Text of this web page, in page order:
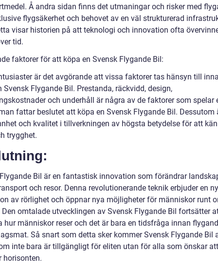
Å andra sidan finns det utmaningar och risker med
flygsäkerhet och behovet av en väl strukturerad
visar historien på att teknologi och innovation ofta
tid.
faktorer för att köpa en Svensk Flygande Bil:
är det avgörande att vissa faktorer tas hänsyn till
Svensk Flygande Bil. Prestanda, räckvidd, design,
och underhåll är några av de faktorer som spelar
fattar beslutet att köpa en Svensk Flygande Bil. Dessutom
och kvalitet i tillverkningen av högsta betydelse för att
trygghet.
Bil är en fantastisk innovation som förändrar
och resor. Denna revolutionerande teknik erbjuder en ny
av rörlighet och öppnar nya möjligheter för människor runt
Den omtalade utvecklingen av Svensk Flygande Bil fortsätter
hur människor reser och det är bara en tidsfråga innan
Så snart som detta sker kommer Svensk Flygande Bil
inte bara är tillgängligt för eliten utan för alla som önskar
horisonten.